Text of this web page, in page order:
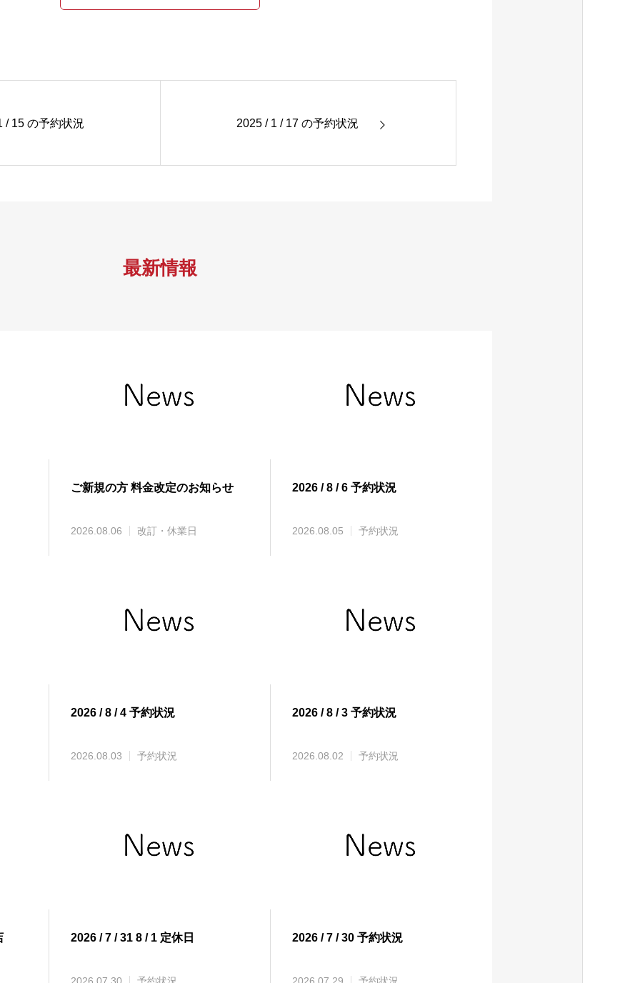
/ 15 の予約状況 2025 / 1 / 17 の予約状況
最新情報
ご新規の方 料金改定のお知らせ
2026.08.06 改訂・休業日
2026 / 8 / 6 予約状況
2026.08.05 予約状況
2026 / 8 / 4 予約状況
2026.08.03 予約状況
2026 / 8 / 3 予約状況
2026.08.02 予約状況
2026 / 7 / 31 8 / 1 定休日
2026.07.30 予約状況
2026 / 7 / 30 予約状況
2026.07.29 予約状況